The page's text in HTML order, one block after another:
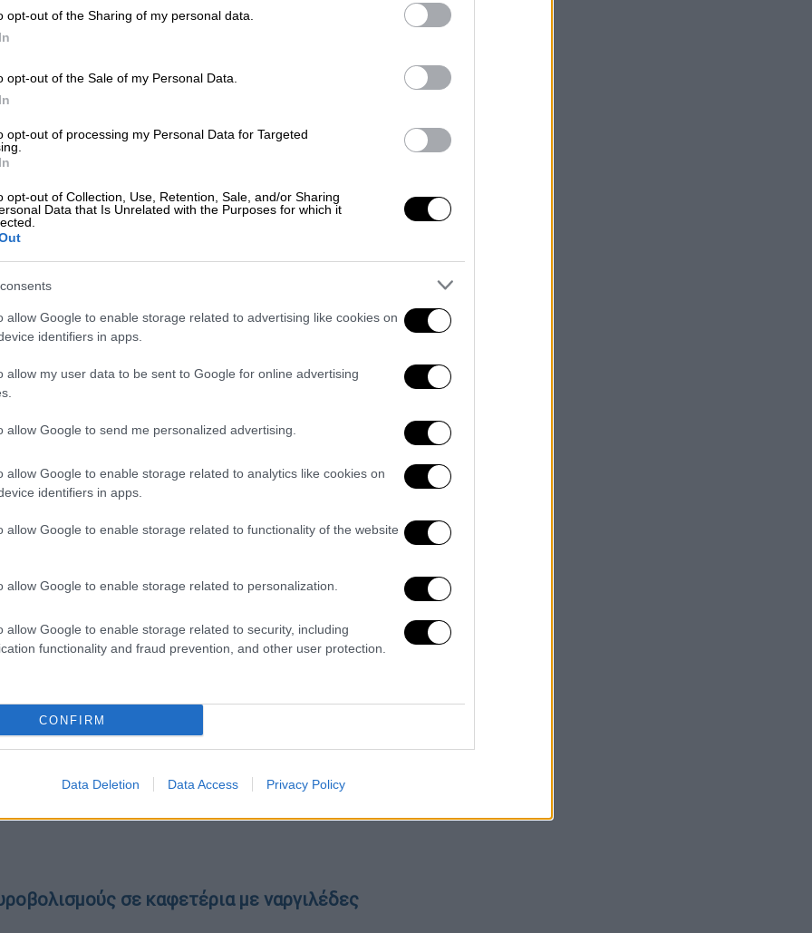
opt-out of the Sharing of my personal data.
opt-out of the Sale of my Personal Data.
opt-out of processing my Personal Data for Targeted
opt-out of Collection, Use, Retention, Sale, and/or Sharing
Data that Is Unrelated with the Purposes for which it
allow Google to enable storage related to advertising like cookies on
identifiers in apps.
allow my user data to be sent to Google for online advertising
allow Google to send me personalized advertising.
allow Google to enable storage related to analytics like cookies on
identifiers in apps.
allow Google to enable storage related to functionality of the website
allow Google to enable storage related to personalization.
allow Google to enable storage related to security, including
functionality and fraud prevention, and other user protection.
CONFIRM
Data Deletion Data Access Privacy Policy
Άμυνας (βλέπε Σεργκέι Σοϊγκού) για
απόπειρα
σε ηχογράφηση που δημοσιεύτηκε την
κανάλι του στο Telegram.
the Russian Ministry of Defense is
ready to provide the military
the Russian Defense Ministry does
80% of ammunition.
2023
Γκεράσιμοφ
εντολές δεξιά και αριστερά, ότι η
, δεν βοηθούν επίσης στις
Πριγκόζιν.
δεν λέγεται τίποτα άλλο από
«Αυτό μπορεί να εξισωθεί με εσχάτη
για τον Μπαχμούτ, χάνοντας
της ομάδαςWagner, επικαλούμενος
και οι υπόλοιπες μονάδες έχουν
στρατιωτικοί αξιωματούχοι
ο λαός τους, αποφάσισαν ότι αυτοί οι
είπε δε.
δημόσια κριτικήστο
διοίκηση, έχοντας ως
της Wagner επικρίνει διαρκώς το
και εξοπλισμού, για λάθη τακτικής
οικειοποιείται τις επιτυχίες των
σε καφετέρια με ναργιλέδες